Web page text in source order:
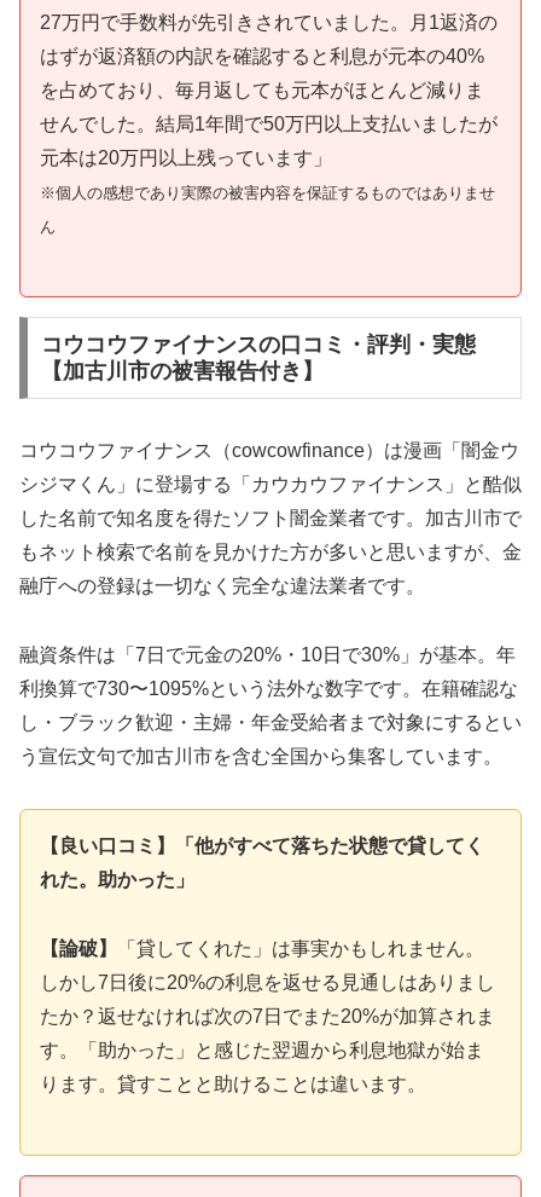
27万円で手数料が先引きされていました。月1返済の
はずが返済額の内訳を確認すると利息が元本の40%
を占めており、毎月返しても元本がほとんど減りま
せんでした。結局1年間で50万円以上支払いましたが
元本は20万円以上残っています」
※個人の感想であり実際の被害内容を保証するものではありませ
ん
コウコウファイナンスの口コミ・評判・実態
【加古川市の被害報告付き】
コウコウファイナンス（cowcowfinance）は漫画「闇金ウ
シジマくん」に登場する「カウカウファイナンス」と酷似
した名前で知名度を得たソフト闇金業者です。加古川市で
もネット検索で名前を見かけた方が多いと思いますが、金
融庁への登録は一切なく完全な違法業者です。
融資条件は「7日で元金の20%・10日で30%」が基本。年
利換算で730〜1095%という法外な数字です。在籍確認な
し・ブラック歓迎・主婦・年金受給者まで対象にするとい
う宣伝文句で加古川市を含む全国から集客しています。
【良い口コミ】「他がすべて落ちた状態で貸してく
れた。助かった」
【論破】
「貸してくれた」は事実かもしれません。
しかし7日後に20%の利息を返せる見通しはありまし
たか？返せなければ次の7日でまた20%が加算されま
す。「助かった」と感じた翌週から利息地獄が始ま
ります。貸すことと助けることは違います。